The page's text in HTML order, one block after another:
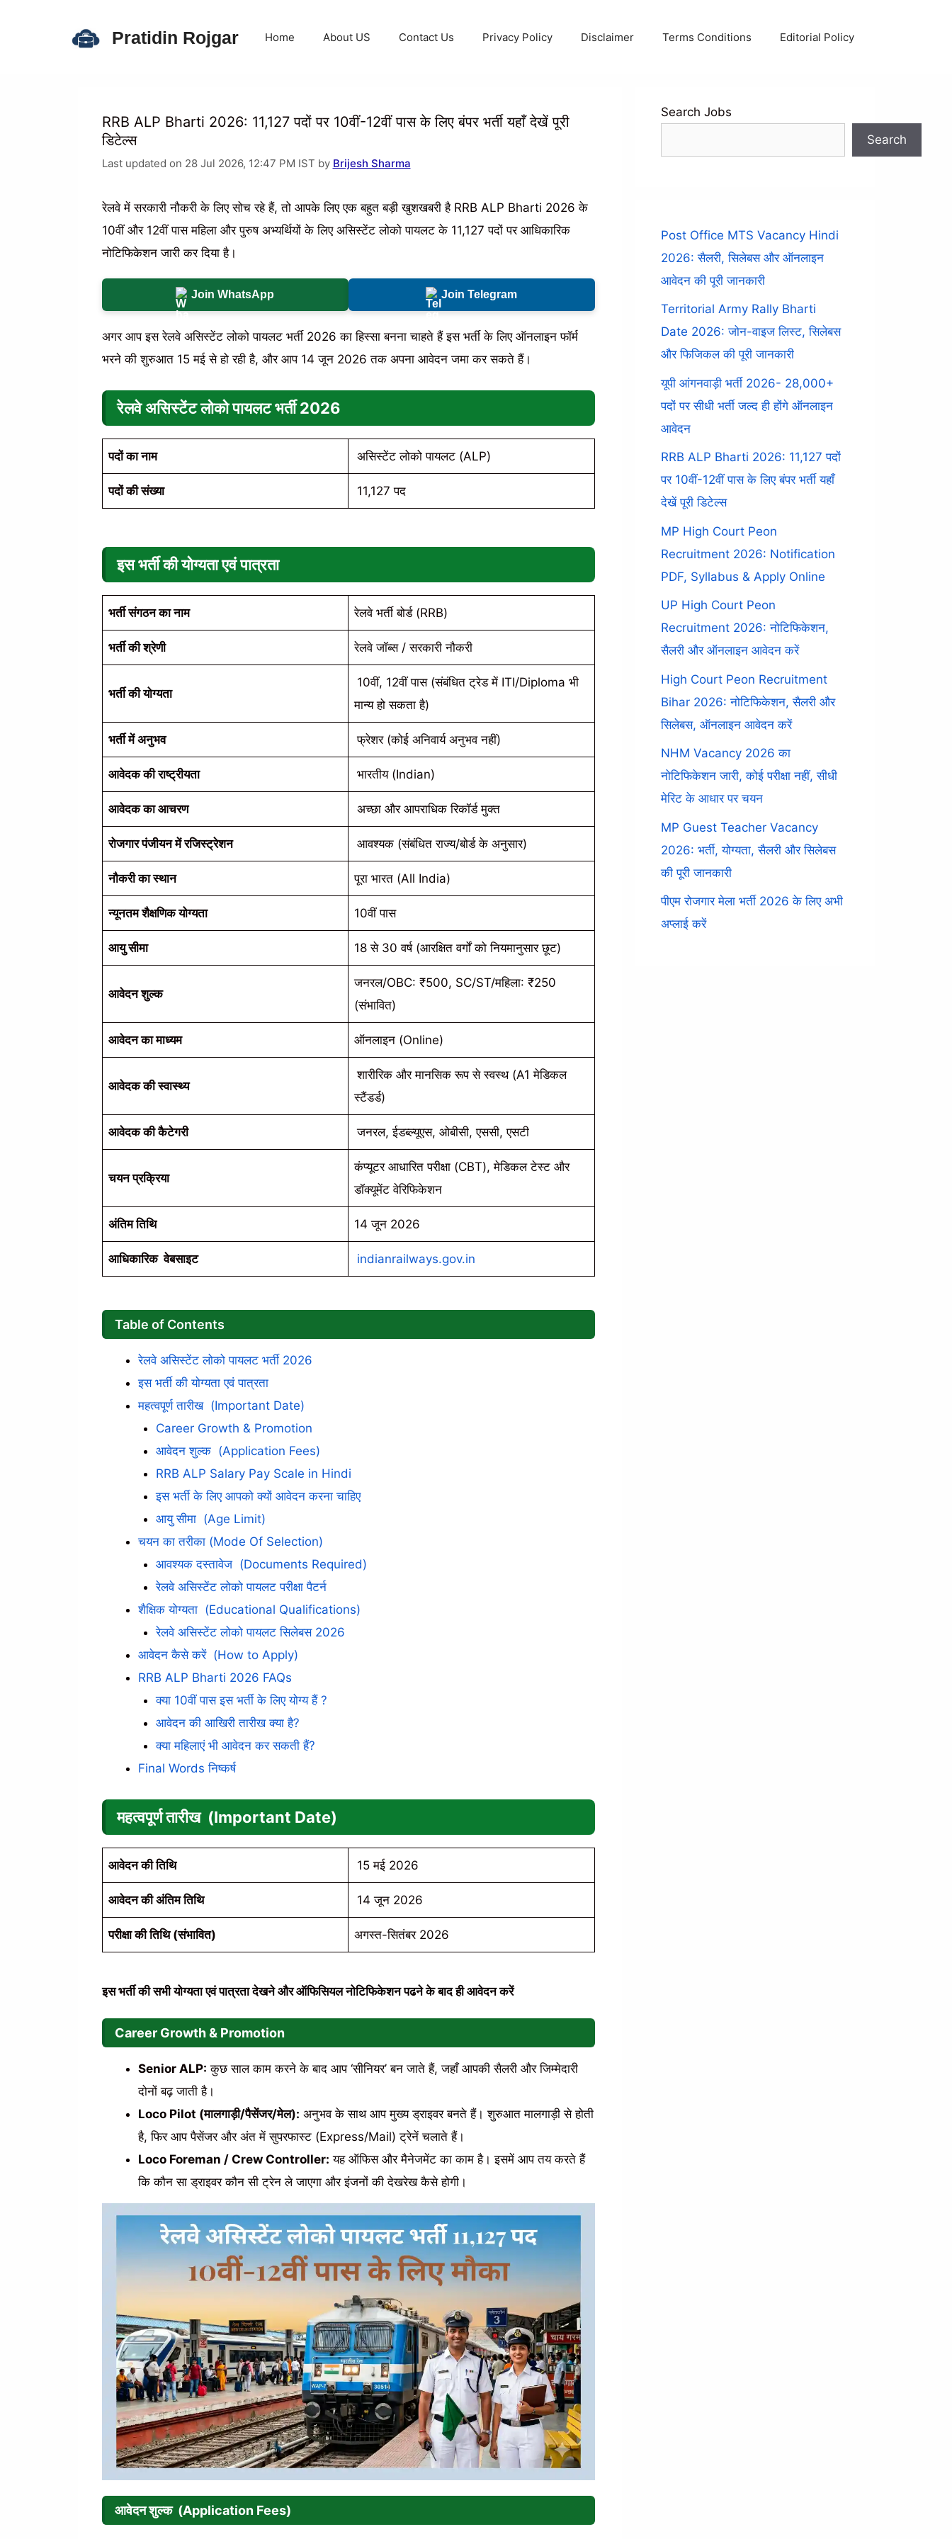
Pratidin Rojgar Home About US Contact Us Privacy Policy Disclaimer Terms Conditions Editorial Policy
RRB ALP Bharti 2026: 11,127 पदों पर 10वीं-12वीं पास के लिए बंपर भर्ती यहाँ देखें पूरी
डिटेल्स
Last updated on 28 Jul 2026, 12:47 PM IST by Brijesh Sharma
रेलवे में सरकारी नौकरी के लिए सोच रहे हैं, तो आपके लिए एक बहुत बड़ी खुशखबरी है RRB ALP Bharti 2026 के
10वीं और 12वीं पास महिला और पुरुष अभ्यर्थियों के लिए असिस्टेंट लोको पायलट के 11,127 पदों पर आधिकारिक
नोटिफिकेशन जारी कर दिया है।
Join WhatsApp Join Telegram
अगर आप इस रेलवे असिस्टेंट लोको पायलट भर्ती 2026 का हिस्सा बनना चाहते हैं इस भर्ती के लिए ऑनलाइन फॉर्म
भरने की शुरुआत 15 मई से हो रही है, और आप 14 जून 2026 तक अपना आवेदन जमा कर सकते हैं।
रेलवे असिस्टेंट लोको पायलट भर्ती 2026
पदों का नाम असिस्टेंट लोको पायलट (ALP)
पदों की संख्या 11,127 पद
इस भर्ती की योग्यता एवं पात्रता
भर्ती संगठन का नाम रेलवे भर्ती बोर्ड (RRB)
भर्ती की श्रेणी रेलवे जॉब्स / सरकारी नौकरी
भर्ती की योग्यता
10वीं, 12वीं पास (संबंधित ट्रेड में ITI/Diploma भी
मान्य हो सकता है)
भर्ती में अनुभव फ्रेशर (कोई अनिवार्य अनुभव नहीं)
आवेदक की राष्ट्रीयता भारतीय (Indian)
आवेदक का आचरण अच्छा और आपराधिक रिकॉर्ड मुक्त
रोजगार पंजीयन में रजिस्ट्रेशन आवश्यक (संबंधित राज्य/बोर्ड के अनुसार)
नौकरी का स्थान पूरा भारत (All India)
न्यूनतम शैक्षणिक योग्यता 10वीं पास
आयु सीमा 18 से 30 वर्ष (आरक्षित वर्गों को नियमानुसार छूट)
आवेदन शुल्क
जनरल/OBC: ₹500, SC/ST/महिला: ₹250
(संभावित)
आवेदन का माध्यम ऑनलाइन (Online)
आवेदक की स्वास्थ्य
शारीरिक और मानसिक रूप से स्वस्थ (A1 मेडिकल
स्टैंडर्ड)
आवेदक की कैटेगरी जनरल, ईडब्ल्यूएस, ओबीसी, एससी, एसटी
चयन प्रक्रिया
कंप्यूटर आधारित परीक्षा (CBT), मेडिकल टेस्ट और
डॉक्यूमेंट वेरिफिकेशन
अंतिम तिथि 14 जून 2026
आधिकारिक वेबसाइट indianrailways.gov.in
Table of Contents
रेलवे असिस्टेंट लोको पायलट भर्ती 2026
इस भर्ती की योग्यता एवं पात्रता
महत्वपूर्ण तारीख (Important Date)
Career Growth & Promotion
आवेदन शुल्क (Application Fees)
RRB ALP Salary Pay Scale in Hindi
इस भर्ती के लिए आपको क्यों आवेदन करना चाहिए
आयु सीमा (Age Limit)
चयन का तरीका (Mode Of Selection)
आवश्यक दस्तावेज (Documents Required)
रेलवे असिस्टेंट लोको पायलट परीक्षा पैटर्न
शैक्षिक योग्यता (Educational Qualifications)
रेलवे असिस्टेंट लोको पायलट सिलेबस 2026
आवेदन कैसे करें (How to Apply)
RRB ALP Bharti 2026 FAQs
क्या 10वीं पास इस भर्ती के लिए योग्य हैं ?
आवेदन की आखिरी तारीख क्या है?
क्या महिलाएं भी आवेदन कर सकती हैं?
Final Words निष्कर्ष
महत्वपूर्ण तारीख (Important Date)
आवेदन की तिथि 15 मई 2026
आवेदन की अंतिम तिथि 14 जून 2026
परीक्षा की तिथि (संभावित) अगस्त-सितंबर 2026
इस भर्ती की सभी योग्यता एवं पात्रता देखने और ऑफिसियल नोटिफिकेशन पढने के बाद ही आवेदन करें
Career Growth & Promotion
Senior ALP: कुछ साल काम करने के बाद आप ‘सीनियर’ बन जाते हैं, जहाँ आपकी सैलरी और जिम्मेदारी
दोनों बढ़ जाती है।
Loco Pilot (मालगाड़ी/पैसेंजर/मेल): अनुभव के साथ आप मुख्य ड्राइवर बनते हैं। शुरुआत मालगाड़ी से होती
है, फिर आप पैसेंजर और अंत में सुपरफास्ट (Express/Mail) ट्रेनें चलाते हैं।
Loco Foreman / Crew Controller: यह ऑफिस और मैनेजमेंट का काम है। इसमें आप तय करते हैं
कि कौन सा ड्राइवर कौन सी ट्रेन ले जाएगा और इंजनों की देखरेख कैसे होगी।
आवेदन शुल्क (Application Fees)
Search Jobs
Search
Post Office MTS Vacancy Hindi
2026: सैलरी, सिलेबस और ऑनलाइन
आवेदन की पूरी जानकारी
Territorial Army Rally Bharti
Date 2026: जोन-वाइज लिस्ट, सिलेबस
और फिजिकल की पूरी जानकारी
यूपी आंगनवाड़ी भर्ती 2026- 28,000+
पदों पर सीधी भर्ती जल्द ही होंगे ऑनलाइन
आवेदन
RRB ALP Bharti 2026: 11,127 पदों
पर 10वीं-12वीं पास के लिए बंपर भर्ती यहाँ
देखें पूरी डिटेल्स
MP High Court Peon
Recruitment 2026: Notification
PDF, Syllabus & Apply Online
UP High Court Peon
Recruitment 2026: नोटिफिकेशन,
सैलरी और ऑनलाइन आवेदन करें
High Court Peon Recruitment
Bihar 2026: नोटिफिकेशन, सैलरी और
सिलेबस, ऑनलाइन आवेदन करें
NHM Vacancy 2026 का
नोटिफिकेशन जारी, कोई परीक्षा नहीं, सीधी
मेरिट के आधार पर चयन
MP Guest Teacher Vacancy
2026: भर्ती, योग्यता, सैलरी और सिलेबस
की पूरी जानकारी
पीएम रोजगार मेला भर्ती 2026 के लिए अभी
अप्लाई करें